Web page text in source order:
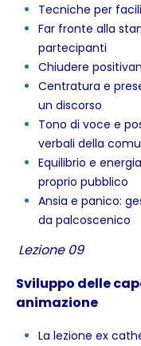
Tecniche per
Far fronte alla
partecipanti
Chiudere
Centratura e
un discorso
Tono di voce e
verbali della
Equilibrio e
proprio pubblico
Ansia e panico:
da palcoscenico
Lezione 09
Sviluppo delle
animazione
La lezione ex